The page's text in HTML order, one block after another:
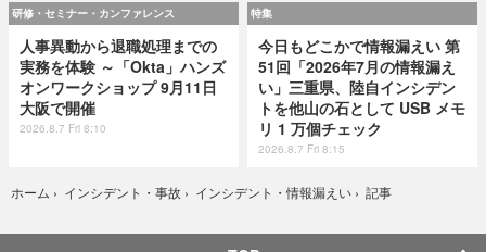
研修・セミナー・カンファレンス
人事異動から退職処理までの
実務を体験 ～「Okta」ハンズ
オンワークショップ 9月11日
大阪で開催
2026.8.7 Fri 8:10
特集
今日もどこかで情報漏えい 第
51回「2026年7月の情報漏え
い」三重県、陸自インシデン
トを他山の石として USB メモ
リ 1 万個チェック
2026.8.7 Fri 8:15
ホーム › インシデント・事故 › インシデント・情報漏えい › 記事